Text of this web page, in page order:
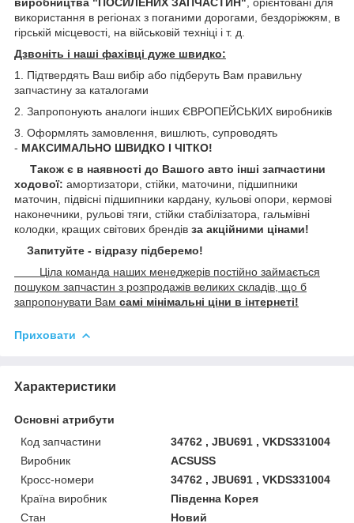
використання в регіонах з поганими дорогами, бездоріжжям, в
гірській місцевості, на військовій техніці і т. д.
Дзвоніть і наші фахівці дуже швидко:
1. Підтвердять Ваш вибір або підберуть Вам правильну
запчастину за каталогами
2. Запропонують аналоги інших ЄВРОПЕЙСЬКИХ виробників
3. Оформлять замовлення, вишлють, супроводять
- МАКСИМАЛЬНО ШВИДКО І ЧІТКО!
Також є в наявності до Вашого авто інші запчастини
ходової: амортизатори, стійки, маточини, підшипники
маточин, підвісні підшипники кардану, кульові опори, кермові
наконечники, рульові тяги, стійки стабілізатора, гальмівні
колодки, кращих світових брендів за акційними цінами!
Запитуйте - відразу підберемо!
Ціла команда наших менеджерів постійно займається
пошуком запчастин з розпродажів великих складів, що б
запропонувати Вам самі мінімальні ціни в інтернеті!
Приховати
Характеристики
Основні атрибути
Код запчастини
34762 , JBU691 , VKDS331004
Виробник
ACSUSS
Кросс-номери
34762 , JBU691 , VKDS331004
Країна виробник
Південна Корея
Стан
Новий